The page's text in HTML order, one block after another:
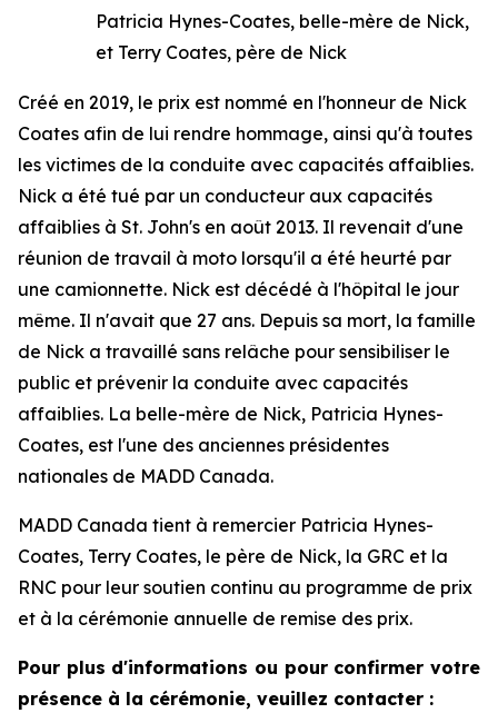
Patricia Hynes-Coates, belle-mère de Nick,
et Terry Coates, père de Nick
Créé en 2019, le prix est nommé en l'honneur de Nick
Coates afin de lui rendre hommage, ainsi qu'à toutes
les victimes de la conduite avec capacités affaiblies.
Nick a été tué par un conducteur aux capacités
affaiblies à St. John's en août 2013. Il revenait d'une
réunion de travail à moto lorsqu'il a été heurté par
une camionnette. Nick est décédé à l'hôpital le jour
même. Il n'avait que 27 ans. Depuis sa mort, la famille
de Nick a travaillé sans relâche pour sensibiliser le
public et prévenir la conduite avec capacités
affaiblies. La belle-mère de Nick, Patricia Hynes-
Coates, est l'une des anciennes présidentes
nationales de MADD Canada.
MADD Canada tient à remercier Patricia Hynes-
Coates, Terry Coates, le père de Nick, la GRC et la
RNC pour leur soutien continu au programme de prix
et à la cérémonie annuelle de remise des prix.
Pour plus d'informations ou pour confirmer votre
présence à la cérémonie, veuillez contacter :